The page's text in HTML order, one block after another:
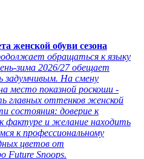
женской обуви сезона
обращаться к языку
зима 2026/27 обещает
задумчивым. На смену
место показной роскоши -
главных оттенков женской
состояния: доверие к
фактуре и желание находить
к профессиональному
цветов от
Future Snoops.